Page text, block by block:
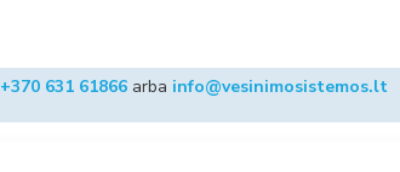
+370 631 61866 arba info@vesinimosistemos.lt